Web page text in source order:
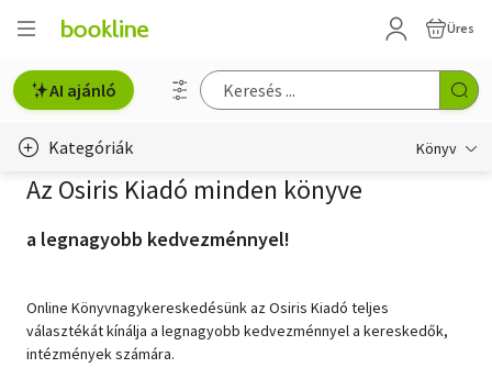
Üres
AI ajánló
Kategóriák Könyv
Életmód, egészség
Erotika
Hobbi, szabadidő
Az Osiris Kiadó minden könyve
a legnagyobb kedvezménnyel!
Online Könyvnagykereskedésünk az Osiris Kiadó teljes
választékát kínálja a legnagyobb kedvezménnyel a kereskedők,
intézmények számára.